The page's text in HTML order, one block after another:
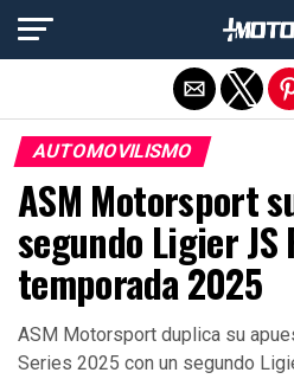
AUTOMOVILISMO
ASM Motorsport
segundo Ligier JS
temporada 2025
ASM Motorsport duplica su
Series 2025 con un segundo
Salir de la